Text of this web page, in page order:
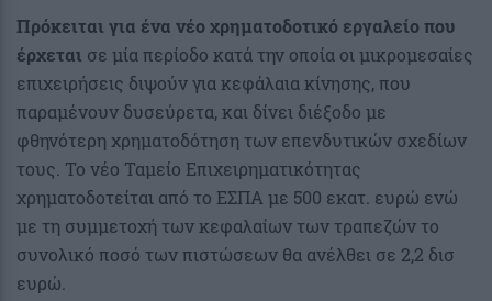
Πρόκειται για ένα νέο χρηματοδοτικό εργαλείο που
έρχεται σε μία περίοδο κατά την οποία οι μικρομεσαίες
επιχειρήσεις διψούν για κεφάλαια κίνησης, που
παραμένουν δυσεύρετα, και δίνει διέξοδο με
φθηνότερη χρηματοδότηση των επενδυτικών σχεδίων
τους. Το νέο Ταμείο Επιχειρηματικότητας
χρηματοδοτείται από το ΕΣΠΑ με 500 εκατ. ευρώ ενώ
με τη συμμετοχή των κεφαλαίων των τραπεζών το
συνολικό ποσό των πιστώσεων θα ανέλθει σε 2,2 δισ
ευρώ.